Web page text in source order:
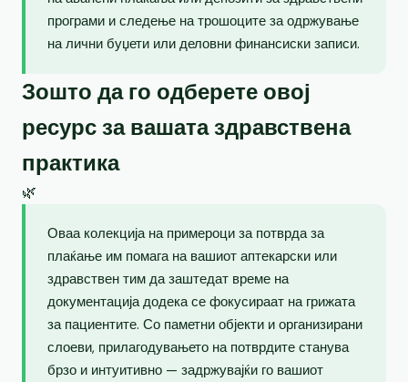
програми и следење на трошоците за одржување
на лични буџети или деловни финансиски записи.
Зошто да го одберете овој
ресурс за вашата здравствена
практика
🌿
Оваа колекција на примероци за потврда за
плаќање им помага на вашиот аптекарски или
здравствен тим да заштедат време на
документација додека се фокусираат на грижата
за пациентите. Со паметни објекти и организирани
слоеви, прилагодувањето на потврдите станува
брзо и интуитивно — задржувајќи го вашиот